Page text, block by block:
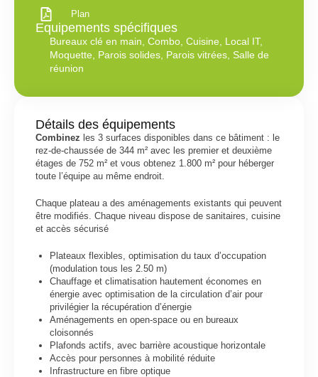
Plan
Equipements spécifiques
Bureaux clé en main Combo Cuisine Local IT,
Moquette Parois solides Parois vitrées Salle de
réunion
Détails des équipements
Combinez les 3 surfaces disponibles dans ce bâtiment : le
rez-de-chaussée de 344 m² avec les premier et deuxième
étages de 752 m² et vous obtenez 1.800 m² pour héberger
toute l’équipe au même endroit.
Chaque plateau a des aménagements existants qui peuvent
être modifiés. Chaque niveau dispose de sanitaires, cuisine
et accès sécurisé
Plateaux flexibles, optimisation du taux d’occupation
(modulation tous les 2.50 m)
Chauffage et climatisation hautement économes en
énergie avec optimisation de la circulation d’air pour
privilégier la récupération d’énergie
Aménagements en open-space ou en bureaux
cloisonnés
Plafonds actifs, avec barrière acoustique horizontale
Accès pour personnes à mobilité réduite
Infrastructure en fibre optique